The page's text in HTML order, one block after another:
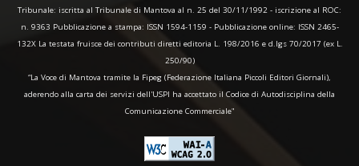
Tribunale: iscritta al Tribunale di Mantova al n. 25 del 30/11/1992 - iscrizione al ROC:
n. 9363 Pubblicazione a stampa: ISSN 1594-1159 - Pubblicazione online: ISSN 2465-
132X La testata fruisce dei contributi diretti editoria L. 198/2016 e d.lgs 70/2017 (ex L.
250/90)
“La Voce di Mantova tramite la Fipeg (Federazione Italiana Piccoli Editori Giornali),
aderendo alla carta dei servizi dell'USPI ha accettato il Codice di Autodisciplina della
Comunicazione Commerciale"